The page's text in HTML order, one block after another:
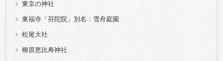
東京の神社
東福寺「芬陀院」別名：雪舟庭園
松尾大社
柳原恵比寿神社